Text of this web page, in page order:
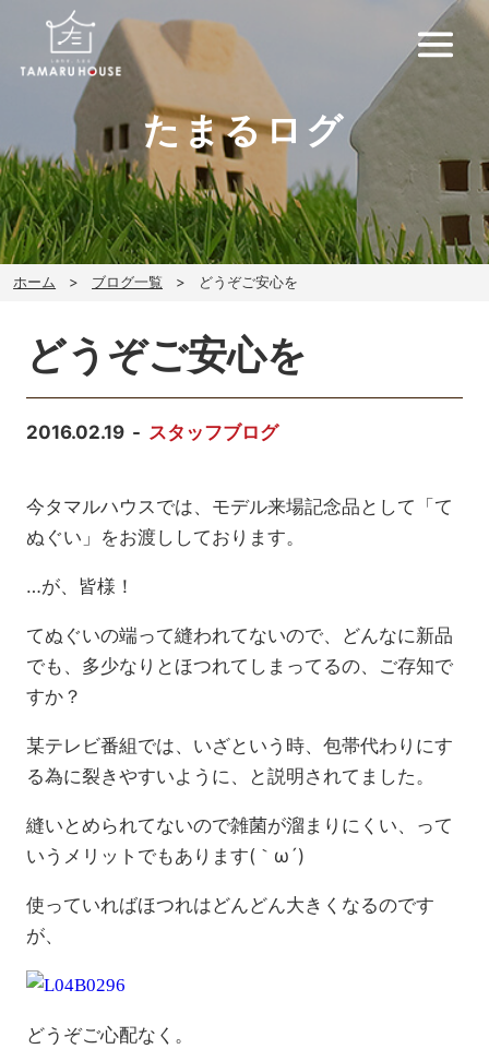
たまるログ
ホーム ブログ一覧 どうぞご安心を
どうぞご安心を
2016.02.19 スタッフブログ
今タマルハウスでは、モデル来場記念品として「て
ぬぐい」をお渡ししております。
…が、皆様！
てぬぐいの端って縫われてないので、どんなに新品
でも、多少なりとほつれてしまってるの、ご存知で
すか？
某テレビ番組では、いざという時、包帯代わりにす
る為に裂きやすいように、と説明されてました。
縫いとめられてないので雑菌が溜まりにくい、って
いうメリットでもあります(｀ω´)
使っていればほつれはどんどん大きくなるのです
が、
どうぞご心配なく。